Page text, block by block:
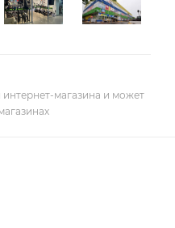
магазина и может